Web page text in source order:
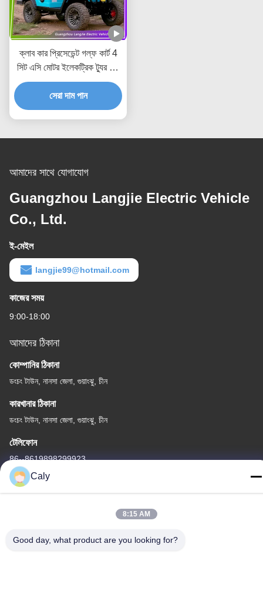
ক্লাব কার প্রিসেডেন্ট গল্ফ কার্ট 4
সিট এসি মোটর ইলেকট্রিক ট্যুর বাস
পার্ক জন্য
সেরা দাম পান
আমাদের সাথে যোগাযোগ
Guangzhou Langjie Electric Vehicle
Co., Ltd.
ই-মেইল
langjie99@hotmail.com
কাজের সময়
9:00-18:00
আমাদের ঠিকানা
কোম্পানির ঠিকানা
ডংচং টাউন, নানসা জেলা, গুয়াংঝু, চীন
কারখানার ঠিকানা
ডংচং টাউন, নানসা জেলা, গুয়াংঝু, চীন
টেলিফোন
86--8619898299923
Langjie Electric Vehicle Co., Ltd. . সমস্ত অধিকার সংরক্ষিত.
Caly
8:15 AM
Good day, what product are you looking for?